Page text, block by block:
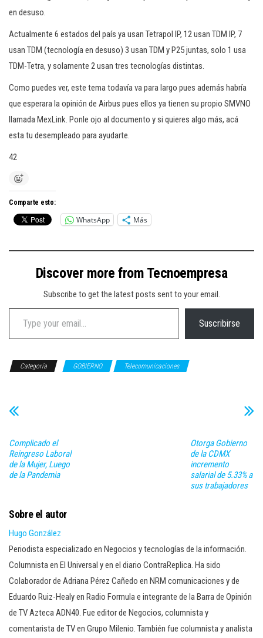
en desuso.
Actualmente 6 estados del país ya usan Tetrapol IP, 12 usan TDM IP, 7
usan TDM (tecnología en desuso) 3 usan TDM y P25 juntas, solo 1 usa
TDM-Tetra, y solamente 2 usan tres tecnologías distintas.
Como puedes ver, este tema todavía va para largo pues además habría
que esperara la opinión de Airbus pues ellos ya tienen su propio SMVNO
llamada MexLink. Ponle ojo al documento y si quieres algo más, acá
esta tu desempleado para ayudarte.
42
Comparte esto:
WhatsApp Más
Discover more from Tecnoempresa
Subscribe to get the latest posts sent to your email.
Type your email…
Suscribirse
Categoría GOBIERNO Telecomunicaciones
Complicado el
Reingreso Laboral
de la Mujer, Luego
de la Pandemia
Otorga Gobierno
de la CDMX
incremento
salarial de 5.33% a
sus trabajadores
Sobre el autor
Hugo González
Periodista especializado en Negocios y tecnologías de la información.
Columnista en El Universal y en el diario ContraReplica. Ha sido
Colaborador de Adriana Pérez Cañedo en NRM comunicaciones y de
Eduardo Ruiz-Healy en Radio Formula e integrante de la Barra de Opinión
de TV Azteca ADN40. Fue editor de Negocios, columnista y
comentarista de TV en Grupo Milenio. También fue columnista y analista